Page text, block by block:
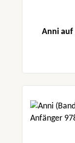
Anni auf